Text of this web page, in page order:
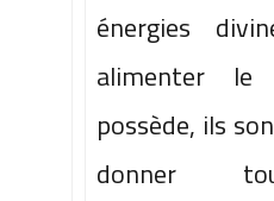
énergies
alimenter le
possède, ils
donner